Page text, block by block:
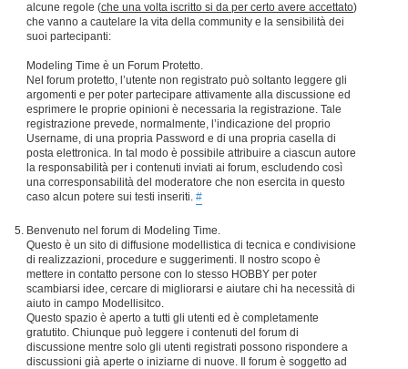
alcune regole (che una volta iscritto si da per certo avere accettato)
che vanno a cautelare la vita della community e la sensibilità dei
suoi partecipanti:
Modeling Time è un Forum Protetto.
Nel forum protetto, l’utente non registrato può soltanto leggere gli
argomenti e per poter partecipare attivamente alla discussione ed
esprimere le proprie opinioni è necessaria la registrazione. Tale
registrazione prevede, normalmente, l’indicazione del proprio
Username, di una propria Password e di una propria casella di
posta elettronica. In tal modo è possibile attribuire a ciascun autore
la responsabilità per i contenuti inviati ai forum, escludendo così
una corresponsabilità del moderatore che non esercita in questo
caso alcun potere sui testi inseriti. #
Benvenuto nel forum di Modeling Time.
Questo è un sito di diffusione modellistica di tecnica e condivisione
di realizzazioni, procedure e suggerimenti. Il nostro scopo è
mettere in contatto persone con lo stesso HOBBY per poter
scambiarsi idee, cercare di migliorarsi e aiutare chi ha necessità di
aiuto in campo Modellisitco.
Questo spazio è aperto a tutti gli utenti ed è completamente
gratutito. Chiunque può leggere i contenuti del forum di
discussione mentre solo gli utenti registrati possono rispondere a
discussioni già aperte o iniziarne di nuove. Il forum è soggetto ad